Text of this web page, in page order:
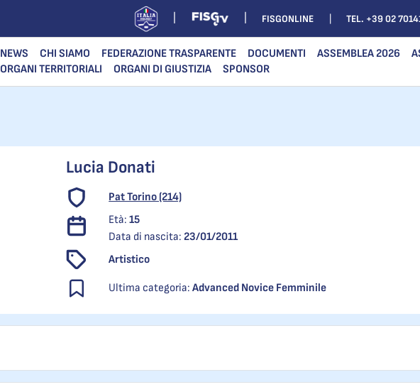
FISGONLINE TEL. +39 02
NEWS CHI SIAMO FEDERAZIONE TRASPARENTE DOCUMENTI ASSEMBLEA 2026
ORGANI TERRITORIALI
ORGANI DI GIUSTIZIA SPONSOR
Lucia Donati
Pat Torino (214)
Età:15
Data di nascita:23/01/2011
Artistico
Ultima categoria:Advanced Novice Femminile